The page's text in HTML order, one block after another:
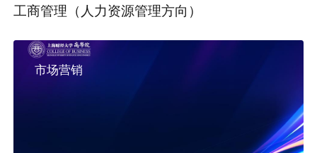
工商管理（人力资源管理方向）
市场营销